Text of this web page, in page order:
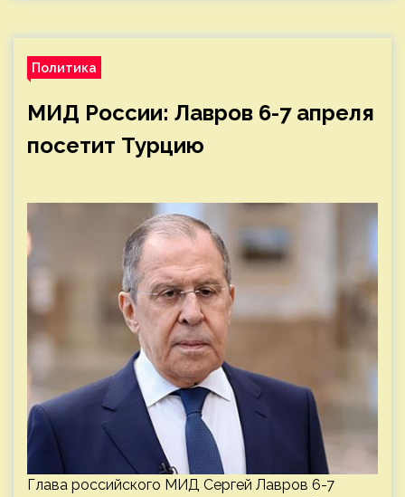
Политика
МИД России: Лавров 6-7 апреля
посетит Турцию
Глава российского МИД Сергей Лавров 6-7